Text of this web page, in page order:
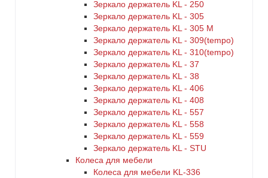
Зеркало держатель KL - 250
Зеркало держатель KL - 305
Зеркало держатель KL - 305 M
Зеркало держатель KL - 309(tempo)
Зеркало держатель KL - 310(tempo)
Зеркало держатель KL - 37
Зеркало держатель KL - 38
Зеркало держатель KL - 406
Зеркало держатель KL - 408
Зеркало держатель KL - 557
Зеркало держатель KL - 558
Зеркало держатель KL - 559
Зеркало держатель KL - STU
Колеса для мебели
Колеса для мебели KL-336